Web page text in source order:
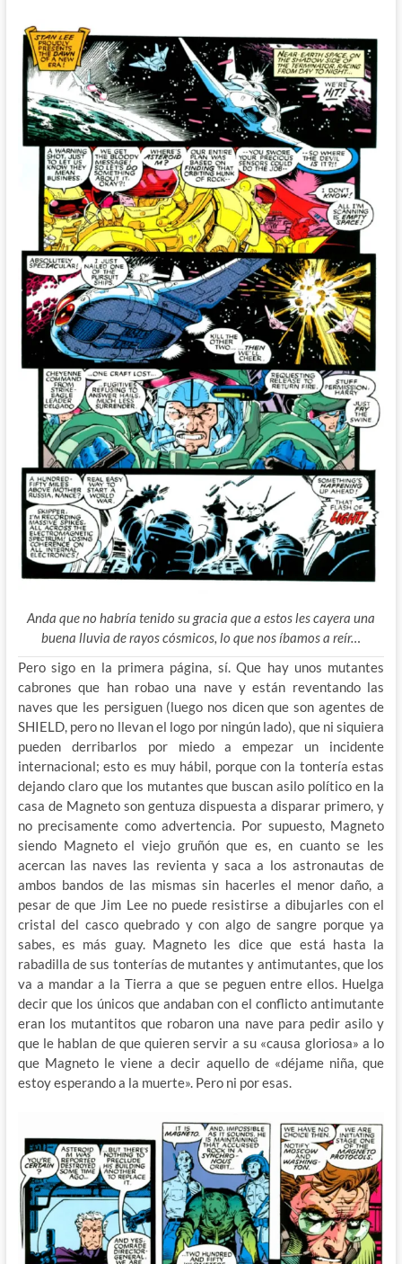
Anda que no habría tenido su gracia que a estos les cayera una
buena lluvia de rayos cósmicos, lo que nos íbamos a reír…
Pero sigo en la primera página, sí. Que hay unos mutantes
cabrones que han robao una nave y están reventando las
naves que les persiguen (luego nos dicen que son agentes de
SHIELD, pero no llevan el logo por ningún lado), que ni siquiera
pueden derribarlos por miedo a empezar un incidente
internacional; esto es muy hábil, porque con la tontería estas
dejando claro que los mutantes que buscan asilo político en la
casa de Magneto son gentuza dispuesta a disparar primero, y
no precisamente como advertencia. Por supuesto, Magneto
siendo Magneto el viejo gruñón que es, en cuanto se les
acercan las naves las revienta y saca a los astronautas de
ambos bandos de las mismas sin hacerles el menor daño, a
pesar de que Jim Lee no puede resistirse a dibujarles con el
cristal del casco quebrado y con algo de sangre porque ya
sabes, es más guay. Magneto les dice que está hasta la
rabadilla de sus tonterías de mutantes y antimutantes, que los
va a mandar a la Tierra a que se peguen entre ellos. Huelga
decir que los únicos que andaban con el conflicto antimutante
eran los mutantitos que robaron una nave para pedir asilo y
que le hablan de que quieren servir a su «causa gloriosa» a lo
que Magneto le viene a decir aquello de «déjame niña, que
estoy esperando a la muerte». Pero ni por esas.